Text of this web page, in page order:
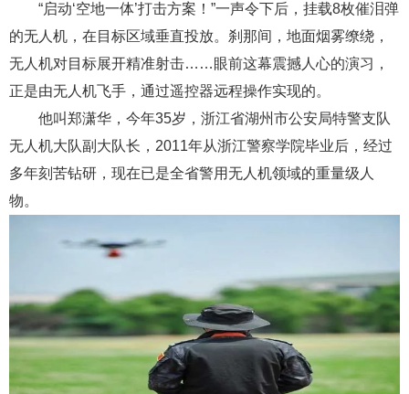
“启动‘空地一体’打击方案！”一声令下后，挂载8枚催泪弹
的无人机，在目标区域垂直投放。刹那间，地面烟雾缭绕，
无人机对目标展开精准射击……眼前这幕震撼人心的演习，
正是由无人机飞手，通过遥控器远程操作实现的。
他叫郑潇华，今年35岁，浙江省湖州市公安局特警支队
无人机大队副大队长，2011年从浙江警察学院毕业后，经过
多年刻苦钻研，现在已是全省警用无人机领域的重量级人
物。